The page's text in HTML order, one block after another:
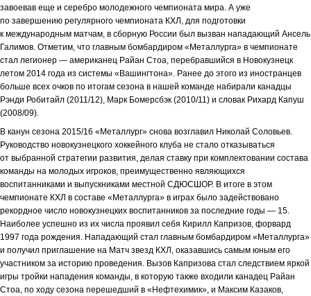
завоевав еще и серебро молодежного чемпионата мира. А уже
по завершению регулярного чемпионата КХЛ, для подготовки
к международным матчам, в сборную России был вызван нападающий Ансель
Галимов. Отметим, что главным бомбардиром «Металлурга» в чемпионате
стал легионер — американец Райан Стоа, перебравшийся в Новокузнецк
летом 2014 года из системы «Вашингтона». Ранее до этого из иностранцев
больше всех очков по итогам сезона в нашей команде набирали канадцы
Рэнди Робитайл (2011/12), Марк Бомерсбэк (2010/11) и словак Рихард Капуш
(2008/09).
В канун сезона 2015/16 «Металлург» снова возглавил Николай Соловьев.
Руководство новокузнецкого хоккейного клуба не стало отказываться
от выбранной стратегии развития, делая ставку при комплектовании состава
команды на молодых игроков, преимущественно являющихся
воспитанниками и выпускниками местной СДЮСШОР. В итоге в этом
чемпионате КХЛ в составе «Металлурга» в играх было задействовано
рекордное число новокузнецких воспитанников за последние годы — 15.
Наиболее успешно из их числа проявил себя Кирилл Капризов, форвард
1997 года рождения. Нападающий стал главным бомбардиром «Металлурга»
и получил приглашение на Матч звезд КХЛ, оказавшись самым юным его
участником за историю проведения. Вызов Капризова стал следствием яркой
игры тройки нападения команды, в которую также входили канадец Райан
Стоа, по ходу сезона перешедший в «Нефтехимик», и Максим Казаков,